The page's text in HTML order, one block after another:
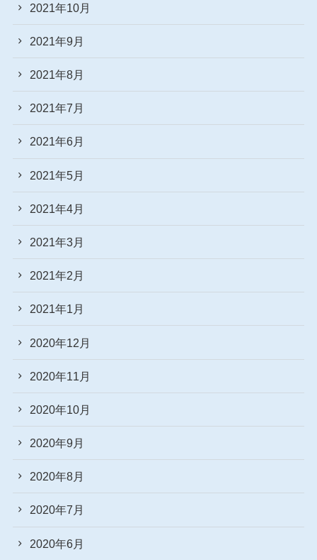
2021年10月
2021年9月
2021年8月
2021年7月
2021年6月
2021年5月
2021年4月
2021年3月
2021年2月
2021年1月
2020年12月
2020年11月
2020年10月
2020年9月
2020年8月
2020年7月
2020年6月